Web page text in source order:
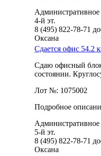
Административное
4-й эт.
8 (495) 822-78-71
Оксана
Сдается офис 54.2
Сдаю офисный
состоянии.
Лот №: 1075002
Подробное
Административное
5-й эт.
8 (495) 822-78-71
Оксана